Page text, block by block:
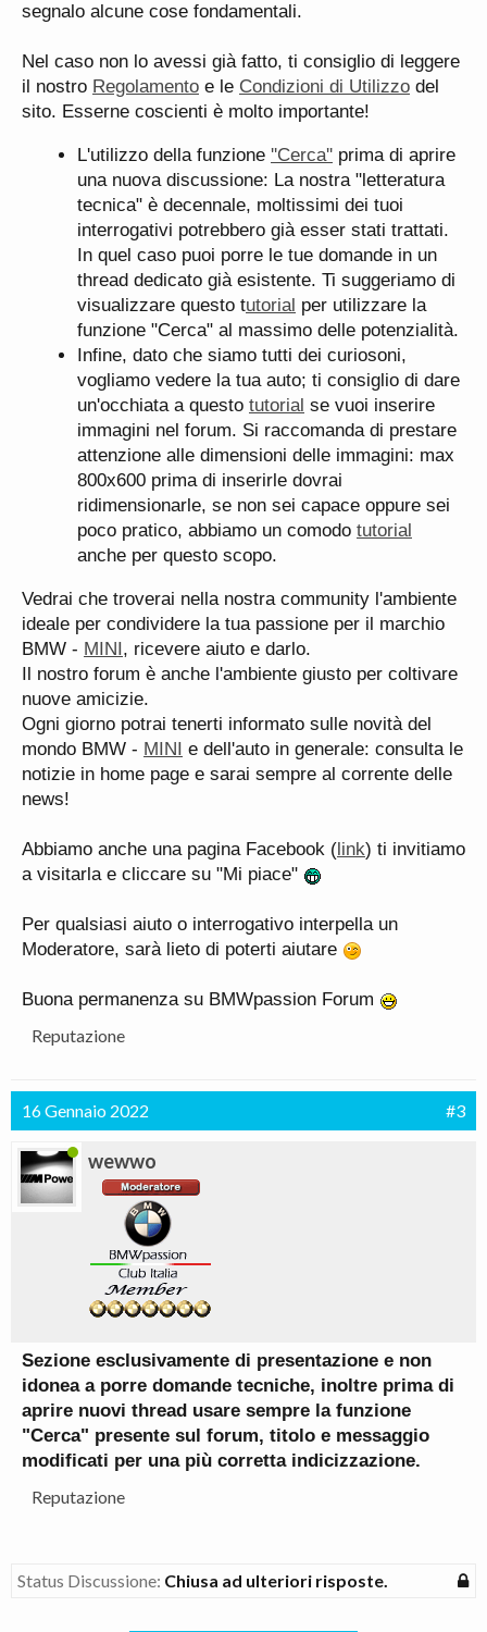
segnalo alcune cose fondamentali.
Nel caso non lo avessi già fatto, ti consiglio di leggere
il nostro Regolamento e le Condizioni di Utilizzo del
sito. Esserne coscienti è molto importante!
L'utilizzo della funzione ''Cerca'' prima di aprire
una nuova discussione: La nostra "letteratura
tecnica" è decennale, moltissimi dei tuoi
interrogativi potrebbero già esser stati trattati.
In quel caso puoi porre le tue domande in un
thread dedicato già esistente. Ti suggeriamo di
visualizzare questo tutorial per utilizzare la
funzione "Cerca" al massimo delle potenzialità.
Infine, dato che siamo tutti dei curiosoni,
vogliamo vedere la tua auto; ti consiglio di dare
un'occhiata a questo tutorial se vuoi inserire
immagini nel forum. Si raccomanda di prestare
attenzione alle dimensioni delle immagini: max
800x600 prima di inserirle dovrai
ridimensionarle, se non sei capace oppure sei
poco pratico, abbiamo un comodo tutorial
anche per questo scopo.
Vedrai che troverai nella nostra community l'ambiente
ideale per condividere la tua passione per il marchio
BMW - MINI, ricevere aiuto e darlo.
Il nostro forum è anche l'ambiente giusto per coltivare
nuove amicizie.
Ogni giorno potrai tenerti informato sulle novità del
mondo BMW - MINI e dell'auto in generale: consulta le
notizie in home page e sarai sempre al corrente delle
news!
Abbiamo anche una pagina Facebook (link) ti invitiamo
a visitarla e cliccare su "Mi piace"
Per qualsiasi aiuto o interrogativo interpella un
Moderatore, sarà lieto di poterti aiutare
Buona permanenza su BMWpassion Forum
Reputazione
16 Gennaio 2022 #3
wewwo
Sezione esclusivamente di presentazione e non
idonea a porre domande tecniche, inoltre prima di
aprire nuovi thread usare sempre la funzione
"Cerca" presente sul forum, titolo e messaggio
modificati per una più corretta indicizzazione.
Reputazione
Status Discussione: Chiusa ad ulteriori risposte.